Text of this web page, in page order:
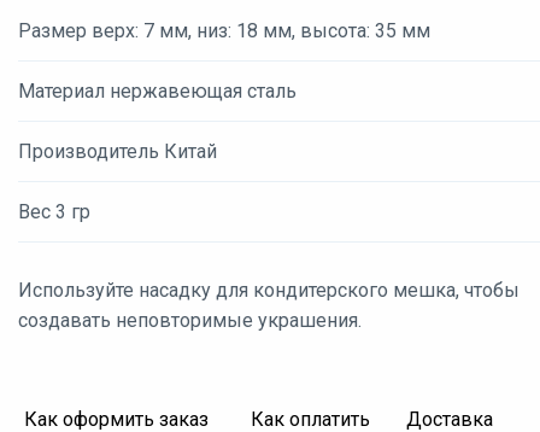
Размер верх: 7 мм, низ: 18 мм, высота: 35 мм
Материал нержавеющая сталь
Производитель Китай
Вес 3 гр
Используйте насадку для кондитерского мешка, чтобы
создавать неповторимые украшения.
Как оформить заказ Как оплатить Доставка